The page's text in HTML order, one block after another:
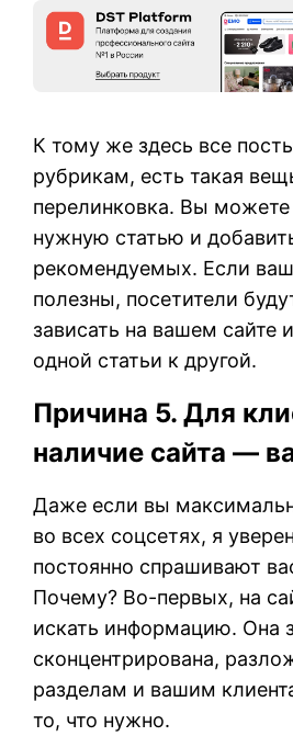
К тому же здесь все
рубрикам, есть такая
перелинковка. Вы можете
нужную статью и
рекомендуемых. Если
полезны, посетители
зависать на вашем сайте
одной статьи к другой.
Причина 5. Для
наличие сайта —
Даже если вы
во всех соцсетях, я
постоянно спрашивают
Почему? Во-первых, на
искать информацию. Она
сконцентрирована,
разделам и вашим
то, что нужно.